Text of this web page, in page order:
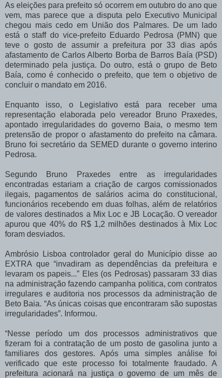
As eleições para prefeito só ocorrem em outubro do ano que
vem, mas parece que a disputa pelo Executivo Municipal
chegou mais cedo em União dos Palmares. De um lado
está o staff do vice-prefeito Eduardo Pedrosa (PMN) que
teve o gosto de assumir a prefeitura por 33 dias após
afastamento de Carlos Alberto Borba de Barros Baía (PSD)
determinado pela justiça. Do outro, está o grupo de Beto
Baía, como é conhecido o prefeito, que tem o objetivo de
concluir o mandato em 2016.
Enquanto isso, o Legislativo está para receber uma
representação elaborada pelo vereador Bruno Praxedes,
apontado irregularidades do governo Baia, o mesmo tem
pretensão de propor o afastamento do prefeito na câmara.
Bruno foi secretário da SEMED durante o governo interino
Pedrosa.
Segundo Bruno Praxedes entre as irregularidades
encontradas estariam a criação de cargos comissionados
ilegais, pagamentos de salários acima do constitucional,
funcionários recebendo em duas folhas, além de relatórios
de valores destinados a Mix Loc e JB Locação. O vereador
apurou que 40% do R$ 1,2 milhões destinados à Mix Loc
foram desviados.
Ambrósio Lisboa controlador geral do Município disse ao
EXTRA que “invadiram as dependências da prefeitura e
levaram os papeis...” Eles (os Pedrosas) passaram 33 dias
na administração fazendo campanha politica, com contratos
irregulares e auditoria nos processos da administração de
Beto Baia. “As únicas coisas que encontraram são supostas
irregularidades”. Informou.
“Nesse período um dos processos administrativos que
fizeram foi a contratação de um posto de gasolina junto a
familiares dos gestores. Após uma simples análise foi
verificado que este processo foi totalmente fraudado. A
prefeitura acionará na justiça o governo de um mês de